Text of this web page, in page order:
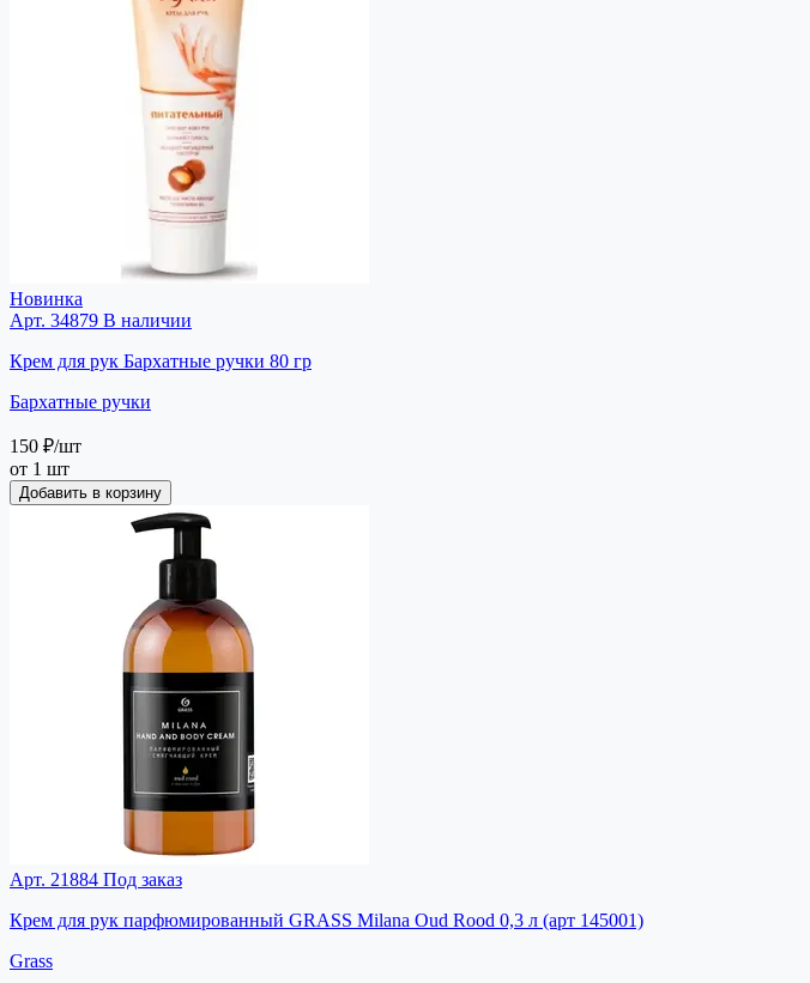
Новинка
Арт. 34879 В наличии
Крем для рук Бархатные ручки 80 гр
Бархатные ручки
150 ₽/шт
от 1 шт
Добавить в корзину
Арт. 21884 Под заказ
Крем для рук парфюмированный GRASS Milana Oud Rood 0,3 л (арт 145001)
Grass